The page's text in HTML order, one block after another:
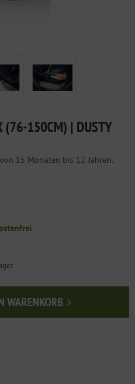
(76-150CM) | DUSTY
15 Monaten bis 12 Jahren.
WARENKORB
Warenkorb